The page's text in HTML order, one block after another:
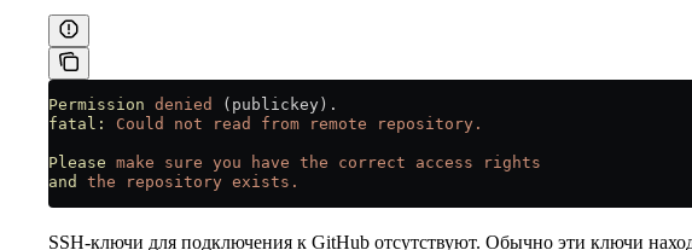
Permission denied
(publickey).
fatal:
Could not read from remote repository.
Please make sure you have the correct access rights
and
the repository exists.
SSH-ключи для подключения к GitHub отсутствуют. Обычно эти ключи